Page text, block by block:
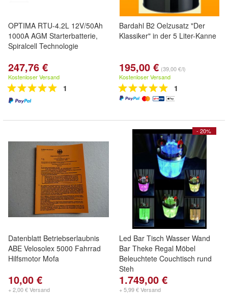
OPTIMA RTU-4.2L 12V/50Ah
1000A AGM Starterbatterie,
Spiralcell Technologie
247,76 €
Kostenloser Versand
1
Bardahl B2 Oelzusatz "Der
Klassiker" in der 5 Liter-Kanne
195,00 € (39,00 €/l)
Kostenloser Versand
1
Datenblatt Betriebserlaubnis
ABE Velosolex 5000 Fahrrad
Hilfsmotor Mofa
10,00 €
+ 2,00 € Versand
- 20%
Led Bar Tisch Wasser Wand
Bar Theke Regal Möbel
Beleuchtete Couchtisch rund
Steh
1.749,00 €
+ 5,99 € Versand